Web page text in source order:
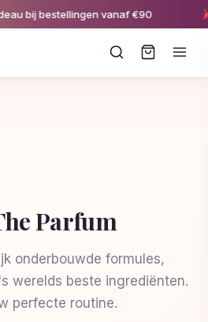
bij bestellingen vanaf €90
Parfum
onderbouwde formules,
werelds beste ingrediënten.
perfecte routine.